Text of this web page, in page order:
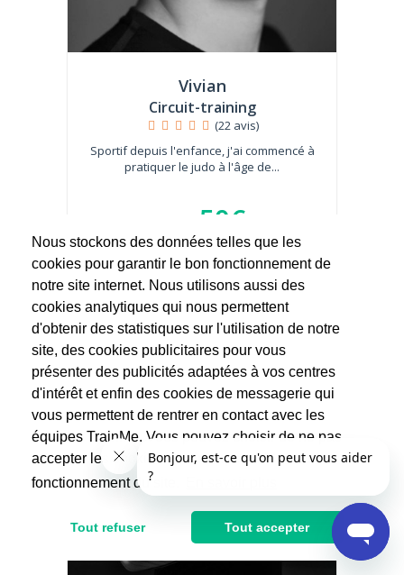
Vivian
Circuit-training
(22 avis)
Sportif depuis l'enfance, j'ai commencé à
pratiquer le judo à l'âge de...
50€
Après réduction d'impôts
Nous stockons des données telles que les
cookies pour garantir le bon fonctionnement de
notre site internet. Nous utilisons aussi des
cookies analytiques qui nous permettent
d'obtenir des statistiques sur l'utilisation de notre
site, des cookies publicitaires pour vous
présenter des publicités adaptées à vos centres
d'intérêt et enfin des cookies de messagerie qui
vous permettent de rentrer en contact avec les
équipes TrainMe. Vous pouvez choisir de ne pas
accepter les cookies non indispensables au
fonctionnement du site.
Tout refuser Tout accepter